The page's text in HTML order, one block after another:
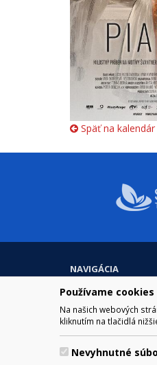
Používame cookies
Na našich webových
kliknutím na tlačidlá
Nevyhnutné
Späť na
NAVIGÁCIA
Samospráva
Kultúra a šport
Kontakt